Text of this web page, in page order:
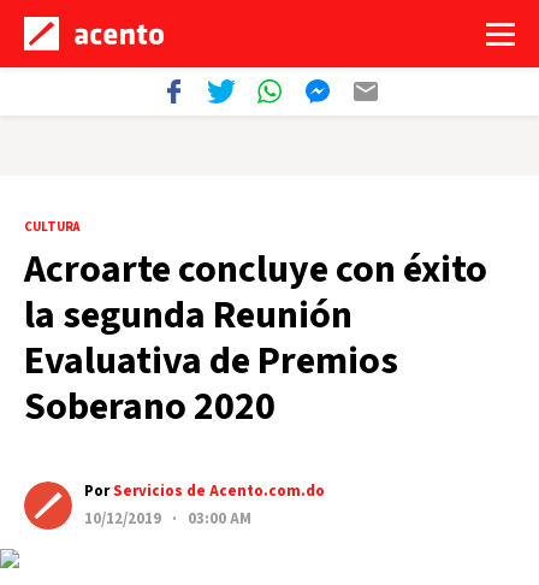
CULTURA
Acroarte concluye con éxito
la segunda Reunión
Evaluativa de Premios
Soberano 2020
PorServicios de Acento.com.do
10/12/2019 · 03:00 AM